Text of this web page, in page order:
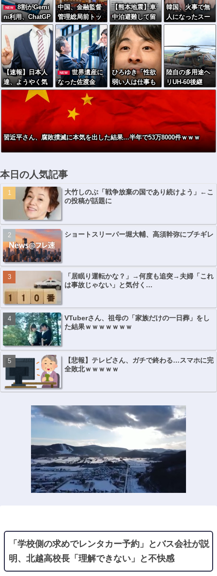
NEW
8割がGemi
ni利用、ChatGP
Tは68%
中国、金融監督
管理総局前トッ
プの全人代代表
資格を剥奪…重
大な規律違反
で！
【熊本地震】車
中泊避難して留
守の家からエア
コン室外機盗む
警察に「室外機
が盗まれた」相
談数件 天草市
の無職男（47）
逮捕
韓国、火事で無
人になったスー
パーに女が侵入
→食料を大量に
盗む→翌日また
来店した理由が
ヤバい
【速報】日本人
達、ようやく気
づいた模
様・・・・・
NEW
世界遺産に
なった佐渡金
山、韓国の働き
かけで「展示内
容を修正しろ」
と要求される
ひろゆき「性欲
弱い人は仕事も
頑張らないので
貧乏人多い」
陸自の多用途ヘ
リUH-60後継
は、三菱・シコ
発に？！
習近平さん、腐敗撲滅に本気を出した結果…半年で53万8000件ｗｗｗ
本日の人気記事
大竹しのぶ「戦争放棄の国であり続けよう」←こ
の投稿が話題に
ショートスリーパー堀大輔、高須幹弥にブチギレ
「居眠り運転かな？」→何度も追突→夫婦「これ
は事故じゃない」と気付く…
VTuberさん、祖母の「家族だけの一日葬」をし
た結果ｗｗｗｗｗｗｗ
【悲報】テレビさん、ガチで終わる…スマホに完
全敗北ｗｗｗｗｗ
「学校側の求めでレンタカー予約」とバス会社が説
明、北越高校長「理解できない」と不快感